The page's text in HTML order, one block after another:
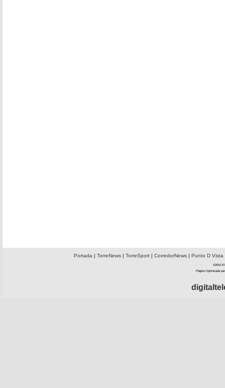
Portada | TorreNews| TorreSport| CorredorNews| Punto D Vista
©2010 El
Página Optimizada